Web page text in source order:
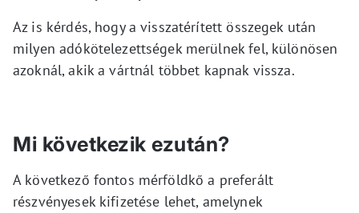
Az is kérdés, hogy a visszatérített összegek után
milyen adókötelezettségek merülnek fel, különösen
azoknál, akik a vártnál többet kapnak vissza.
Mi következik ezután?
A következő fontos mérföldkő a preferált
részvényesek kifizetése lehet, amelynek